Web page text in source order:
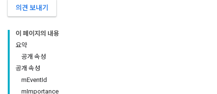
의견 보내기
이 페이지의 내용
요약
공개 속성
공개 속성
mEventId
mImportance